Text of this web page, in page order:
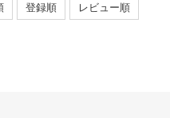
登録順 レビュー順